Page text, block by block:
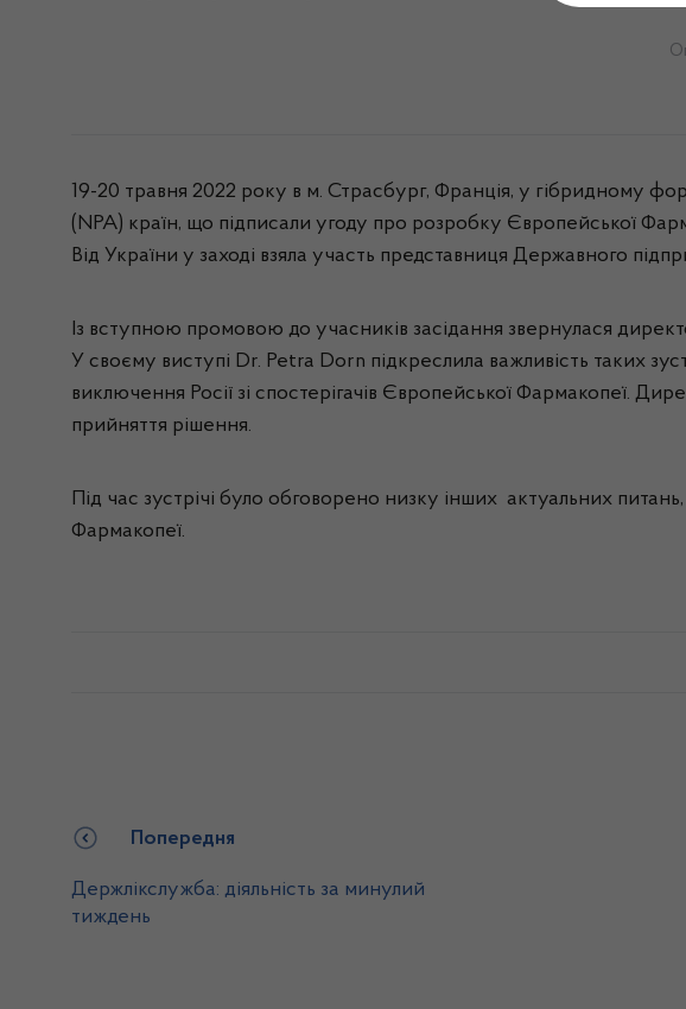
19-20 травня 2022 року в м. Страсбург, Франція, у гібридному
(NPA) країн, що підписали угоду про розробку Європейської
Від України у заході взяла участь представниця Державного
Із вступною промовою до учасників засідання звернулася
У своєму виступі Dr. Petra Dorn підкреслила важливість таких
виключення Росії зі спостерігачів Європейської Фармакопеї.
прийняття рішення.
Під час зустрічі було обговорено низку інших актуальних
Фармакопеї.
Попередня
Держлікслужба: діяльність за минулий
тиждень